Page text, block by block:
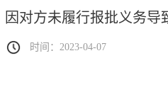
因对方未履行报批义务导
时间：2023-04-07